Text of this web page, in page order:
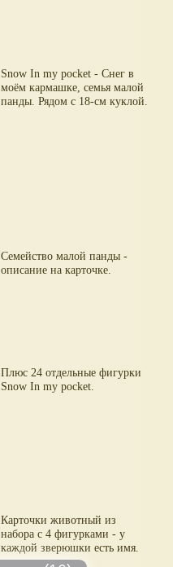
Snow In my poсket - Снег в
моём кармашке, семья малой
панды. Рядом с 18-см куклой.
Семейство малой панды -
описание на карточке.
Плюс 24 отдельные фигурки
Snow In my poсket.
Карточки животный из
набора с 4 фигурками - у
каждой зверюшки есть имя.